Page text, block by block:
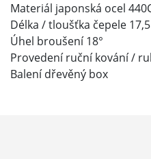
Materiál japonská ocel
Délka / tloušťka čepele
Úhel broušení 18°
Provedení ruční kování /
Balení dřevěný box